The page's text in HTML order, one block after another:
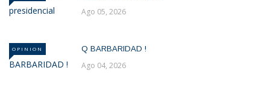
Ago 05, 2026
OPINION Q BARBARIDAD !
Ago 04, 2026